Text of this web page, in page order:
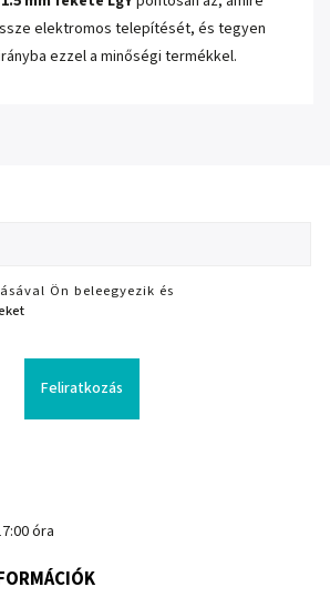
elektromos telepítését, és tegyen
ezzel a minőségi termékkel.
Ön beleegyezik és
Feliratkozás
óra